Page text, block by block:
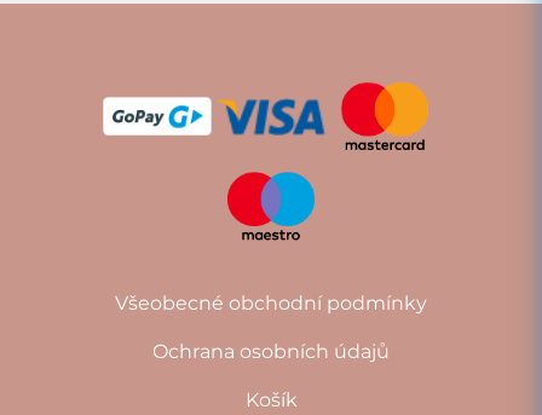
Všeobecné obchodní podmínky
Ochrana osobních údajů
Košík